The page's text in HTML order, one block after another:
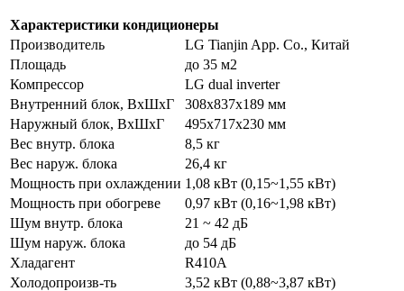
Характеристики кондиционеры
Производитель
LG Tianjin App. Co., Китай
Площадь
до 35 м2
Компрессор
LG dual inverter
Внутренний блок, ВхШхГ
308х837х189 мм
Наружный блок, ВхШхГ
495х717х230 мм
Вес внутр. блока
8,5 кг
Вес наруж. блока
26,4 кг
Мощность при охлаждении 1,08 кВт (0,15~1,55 кВт)
Мощность при обогреве
0,97 кВт (0,16~1,98 кВт)
Шум внутр. блока
21 ~ 42 дБ
Шум наруж. блока
до 54 дБ
Хладагент
R410A
Холодопроизв-ть
3,52 кВт (0,88~3,87 кВт)